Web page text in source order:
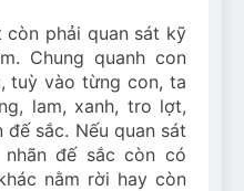
phải quan sát kỹ
Chung quanh con
tuỳ vào từng con, ta
lam, xanh, tro lợt,
sắc. Nếu quan sát
đế sắc còn có
nằm rời hay còn